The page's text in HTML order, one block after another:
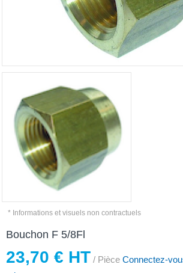
* Informations et visuels non contractuels
Bouchon F 5/8Fl
23,70 € HT / Pièce Connectez-